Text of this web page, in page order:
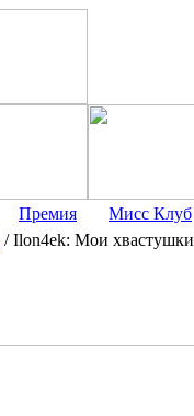
Премия Мисс Клуб
/Ilon4ek: Мои хвастушки